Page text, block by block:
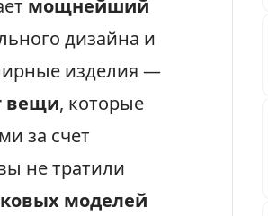
мощнейший
дизайна и
изделия —
вещи, которые
за счет
не тратили
моделей